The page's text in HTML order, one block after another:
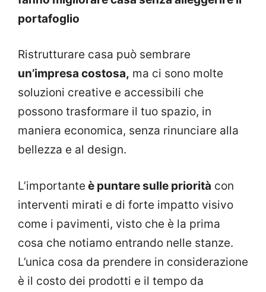
portafoglio
Ristrutturare casa può sembrare
un’impresa costosa, ma ci sono molte
soluzioni creative e accessibili che
possono trasformare il tuo spazio, in
maniera economica, senza rinunciare alla
bellezza e al design.
L’importante è puntare sulle priorità con
interventi mirati e di forte impatto visivo
come i pavimenti, visto che è la prima
cosa che notiamo entrando nelle stanze.
L’unica cosa da prendere in considerazione
è il costo dei prodotti e il tempo da